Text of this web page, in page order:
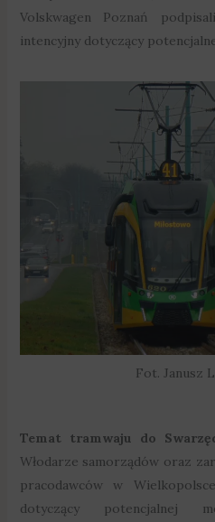
Volskwagen Poznań
intencyjny dotyczący
Fot. Janusz
Temat tramwaju do
Włodarze samorządów oraz
pracodawców w
dotyczący potencjalnej